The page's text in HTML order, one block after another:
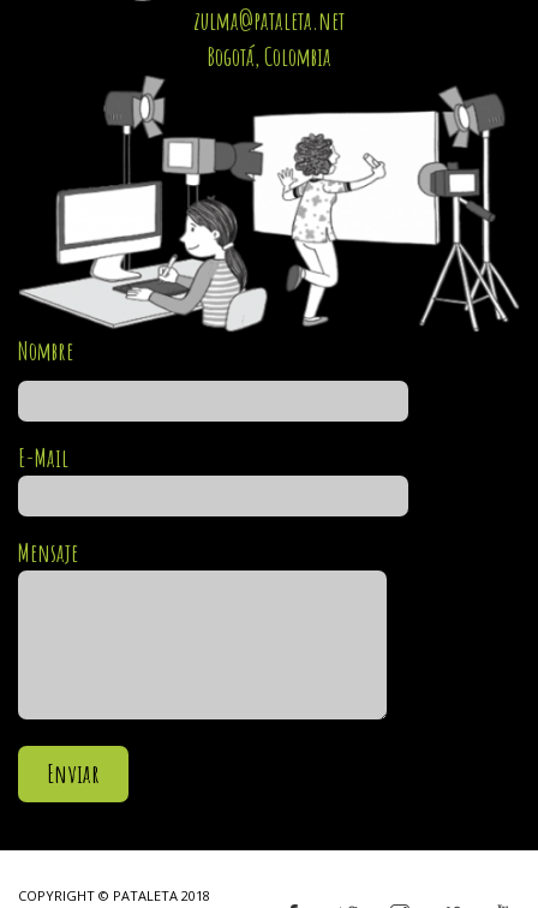
zulma@pataleta.net
Bogotá, Colombia
Nombre
E-Mail
Mensaje
COPYRIGHT © PATALETA 2018